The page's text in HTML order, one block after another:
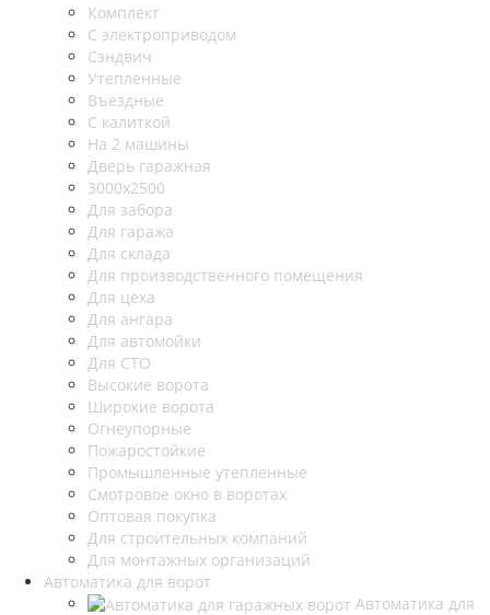
Комплект
С электроприводом
Сэндвич
Утепленные
Въездные
С калиткой
На 2 машины
Дверь гаражная
3000х2500
Для забора
Для гаража
Для склада
Для производственного помещения
Для цеха
Для ангара
Для автомойки
Для СТО
Высокие ворота
Широкие ворота
Огнеупорные
Пожаростойкие
Промышленные утепленные
Смотровое окно в воротах
Оптовая покупка
Для строительных компаний
Для монтажных организаций
Автоматика для ворот
Автоматика для